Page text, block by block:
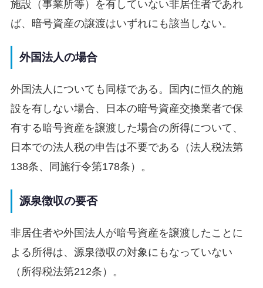
施設（事業所等）を有していない非居住者であれ
ば、暗号資産の譲渡はいずれにも該当しない。
外国法人の場合
外国法人についても同様である。国内に恒久的施
設を有しない場合、日本の暗号資産交換業者で保
有する暗号資産を譲渡した場合の所得について、
日本での法人税の申告は不要である（法人税法第
138条、同施行令第178条）。
源泉徴収の要否
非居住者や外国法人が暗号資産を譲渡したことに
よる所得は、源泉徴収の対象にもなっていない
（所得税法第212条）。